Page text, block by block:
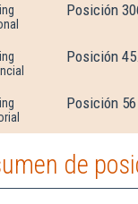
Posición
Posición
Posición
de